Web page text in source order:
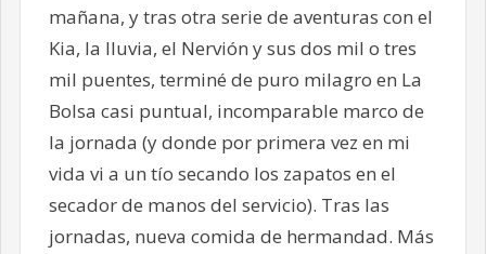
mañana, y tras otra serie de aventuras con el
Kia, la lluvia, el Nervión y sus dos mil o tres
mil puentes, terminé de puro milagro en La
Bolsa casi puntual, incomparable marco de
la jornada (y donde por primera vez en mi
vida vi a un tío secando los zapatos en el
secador de manos del servicio). Tras las
jornadas, nueva comida de hermandad. Más